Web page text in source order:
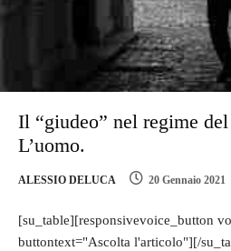
Il “giudeo” nel regime
L’uomo.
ALESSIO DELUCA 20 Gennaio 2021
[su_table][responsivevoice_button
buttontext="Ascolta l'articolo"][/